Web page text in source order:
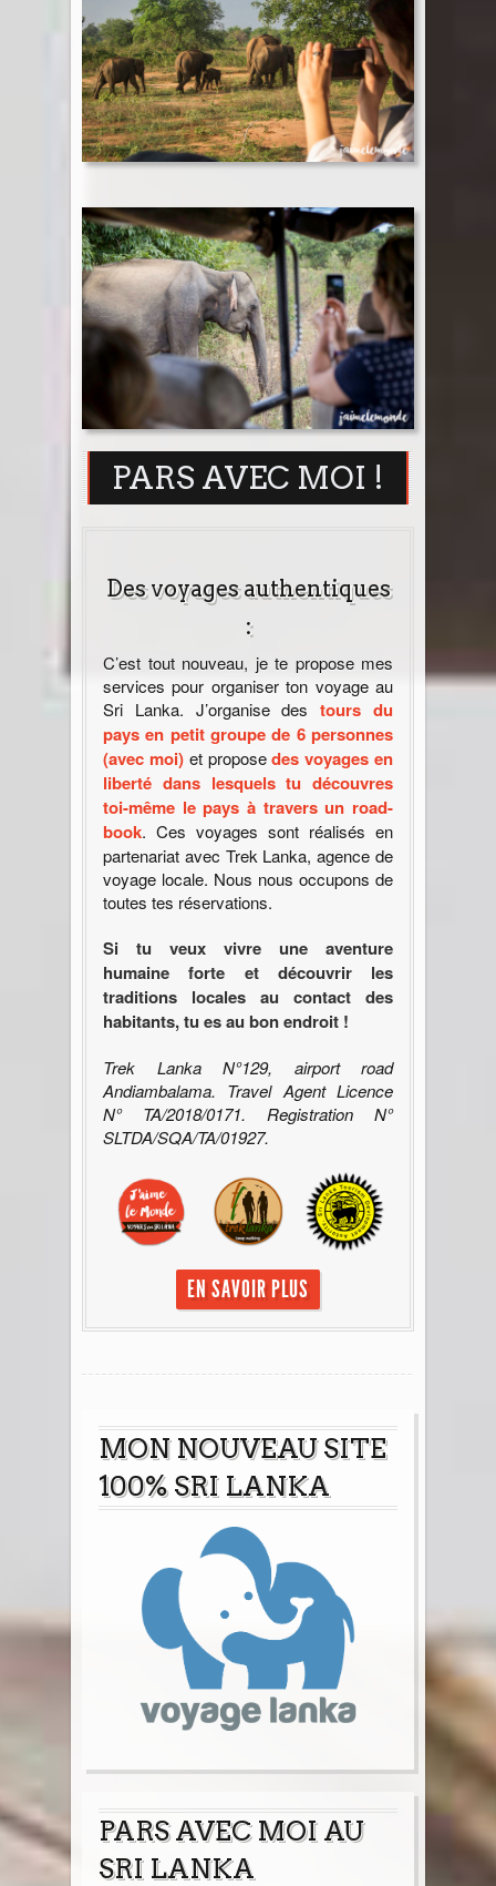
PARS AVEC MOI !
Des voyages authentiques
:
C’est tout nouveau, je te propose mes
services pour organiser ton voyage au
Sri Lanka. J’organise destours du
pays en petit groupe de 6 personnes
(avec moi)et proposedes voyages en
liberté dans lesquels tu découvres
toi-même le pays à travers un road-
book. Ces voyages sont réalisés en
partenariat avec Trek Lanka, agence de
voyage locale. Nous nous occupons de
toutes tes réservations.
Si tu veux vivre une aventure
humaine forte et découvrir les
traditions locales au contact des
habitants, tu es au bon endroit !
Trek Lanka N°129, airport road
Andiambalama. Travel Agent Licence
N° TA/2018/0171. Registration N°
SLTDA/SQA/TA/01927.
EN SAVOIR PLUS
MON NOUVEAU SITE
100% SRI LANKA
PARS AVEC MOI AU
SRI LANKA